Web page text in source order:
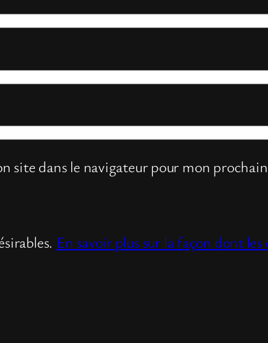
site dans le navigateur pour mon
En savoir plus sur la façon dont